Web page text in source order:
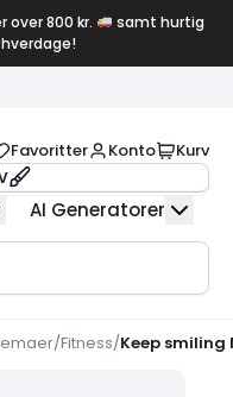
over 800 kr.
samt hurtig
Favoritter Konto Kurv
AI Generatorer
/Fitness/Keep smiling